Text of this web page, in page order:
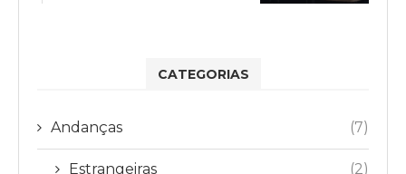
CATEGORIAS
Andanças (7)
Estrangeiras (2)